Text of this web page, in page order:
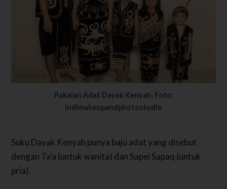
Pakaian Adat Dayak Kenyah, Foto:
indimakeupandphotostudio
Suku Dayak Kenyah punya baju adat yang disebut
dengan Ta’a (untuk wanita) dan Sapei Sapaq (untuk
pria).